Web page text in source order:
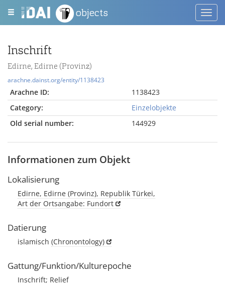
objects
Inschrift
Edirne, Edirne (Provinz)
arachne.dainst.org/entity/1138423
Arachne ID:
1138423
Category:
Einzelobjekte
Old serial number:
144929
Informationen zum Objekt
Lokalisierung
Edirne, Edirne (Provinz), Republik Türkei,
Art der Ortsangabe: Fundort
Datierung
islamisch (Chronontology)
Gattung/Funktion/Kulturepoche
Inschrift; Relief